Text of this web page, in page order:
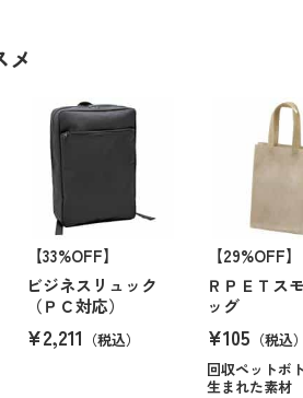
メ
【33%OFF】
ビジネスリュック
（ＰＣ対応）
¥2,211 （税込）
【29%OFF】
ＲＰＥＴス
ッグ
¥105 （税込
回収ペットボ
生まれた素材